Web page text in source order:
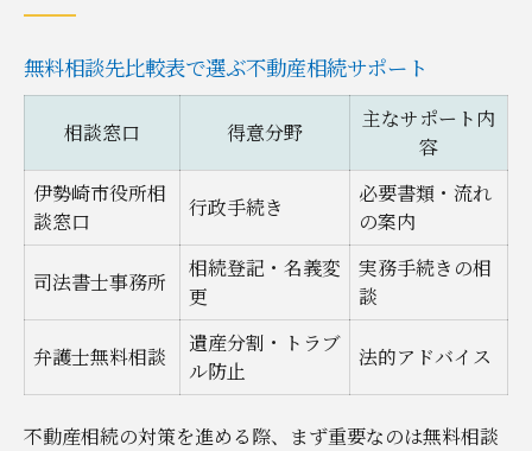
無料相談先比較表で選ぶ不動産相続サポート
相談窓口 得意分野
主なサポート内
容
伊勢崎市役所相
談窓口
行政手続き
必要書類・流れ
の案内
司法書士事務所
相続登記・名義変
更
実務手続きの相
談
弁護士無料相談
遺産分割・トラブ
ル防止
法的アドバイス
不動産相続の対策を進める際、まず重要なのは無料相談